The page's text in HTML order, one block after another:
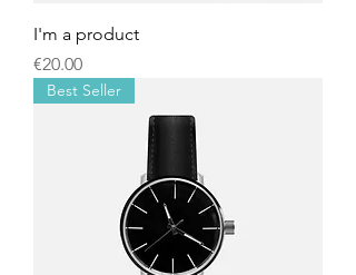
I'm a product
Price
€20.00
Best Seller